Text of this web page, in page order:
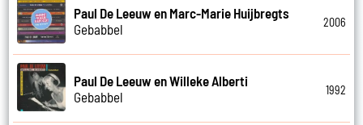
Paul De Leeuw en Marc-Marie Huijbregts
Gebabbel
2006
Paul De Leeuw en Willeke Alberti
Gebabbel
1992